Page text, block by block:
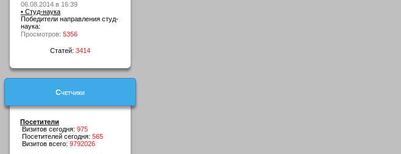
06.08.2014 в 16:39
• Студ-наука
Победители направления студ-
наука:
Просмотров: 5356
Статей: 3414
Счетчики
Посетители
Визитов сегодня: 975
Посетителей сегодня: 565
Визитов всего: 9792026